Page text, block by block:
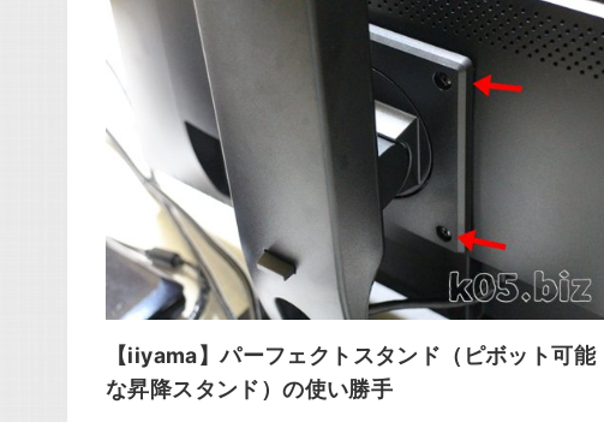
【iiyama】パーフェクトスタンド（ピボット可能
な昇降スタンド）の使い勝手